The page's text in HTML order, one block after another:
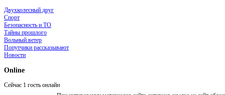
Двухколесный друг
Спорт
Безопасность и ТО
Тайны прошлого
Вольный ветер
Попутчики рассказывают
Новости
Online
Сейчас 1 гость онлайн